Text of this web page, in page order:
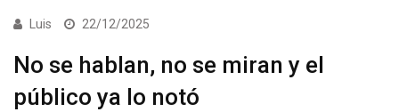
Luis 22/12/2025
No se hablan, no se miran y el
público ya lo notó